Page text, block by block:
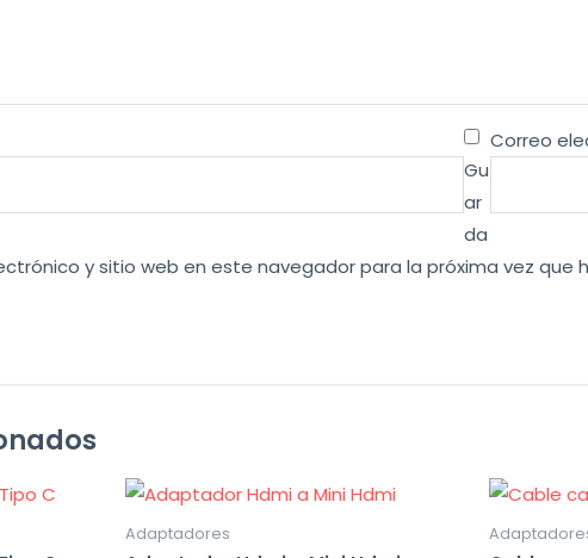
Correo
Gu
ar
da
y sitio web en este navegador para la próxima vez que
Adaptadores